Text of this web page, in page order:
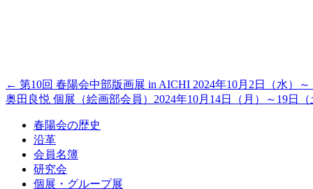
← 第10回 春陽会中部版画展 in AICHI 2024年10月2日（水）～
奥田良悦 個展（絵画部会員）2024年10月14日（月）～19日（
春陽会の歴史
沿革
会員名簿
研究会
個展・グループ展